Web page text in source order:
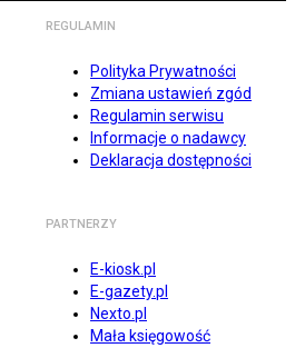
REGULAMIN
Polityka Prywatności
Zmiana ustawień zgód
Regulamin serwisu
Informacje o nadawcy
Deklaracja dostępności
PARTNERZY
E-kiosk.pl
E-gazety.pl
Nexto.pl
Mała księgowość